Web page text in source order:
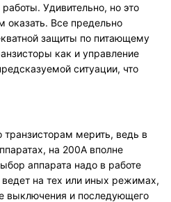
работы. Удивительно, но это
оказать. Все предельно
защиты по питающему
как и управление
ситуации, что
мерить, ведь в
на 200А вполне
аппарата надо в работе
на тех или иных режимах,
выключения и последующего